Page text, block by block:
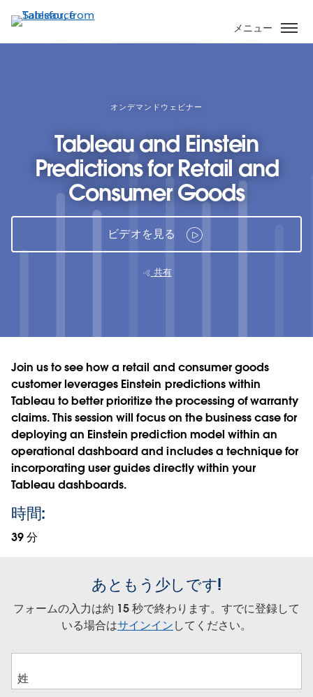
イ
ン
メニュー
オンデマンドウェビナー
Tableau and Einstein
Predictions for Retail and
Consumer Goods
ビデオを見る
共有
Join us to see how a retail and consumer goods
customer leverages Einstein predictions within
Tableau to better prioritize the processing of warranty
claims. This session will focus on the business case for
deploying an Einstein prediction model within an
operational dashboard and includes a technique for
incorporating user guides directly within your
Tableau dashboards.
時間:
39 分
あともう少しです!
フォームの入力は約 15 秒で終わります。すでに登録して
いる場合はサインインしてください。